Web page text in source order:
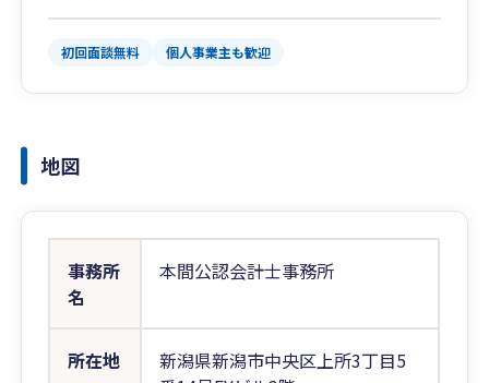
初回面談無料 個人事業主も歓迎
地図
事務所
名
本間公認会計士事務所
所在地
新潟県新潟市中央区上所3丁目5